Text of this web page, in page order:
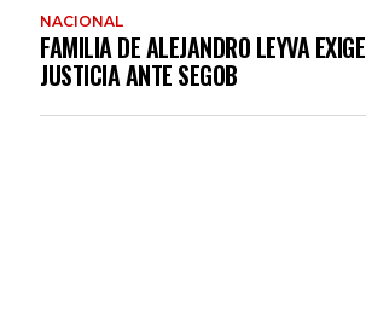
NACIONAL
FAMILIA DE ALEJANDRO LEYVA EXIGE
JUSTICIA ANTE SEGOB